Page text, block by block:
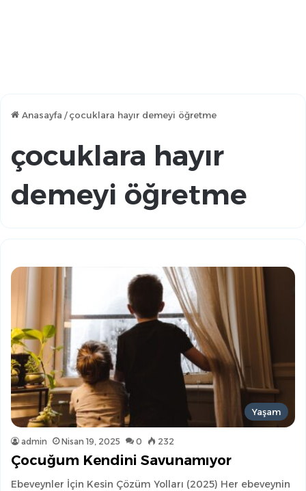
Anasayfa / çocuklara hayır demeyi öğretme
çocuklara hayır
demeyi öğretme
Yaşam
admin Nisan 19, 2025 0 232
Çocuğum Kendini Savunamıyor
Ebeveynler İçin Kesin Çözüm Yolları (2025) Her ebeveynin